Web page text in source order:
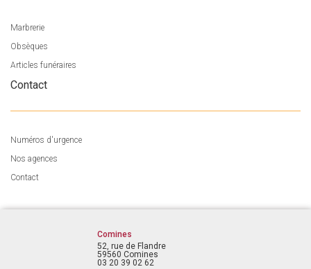
Marbrerie
Obsèques
Articles funéraires
Contact
Numéros d'urgence
Nos agences
Contact
Comines
52, rue de Flandre
59560 Comines
03 20 39 02 62